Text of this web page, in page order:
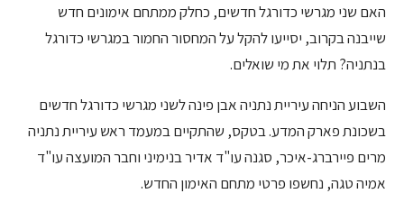
האם שני מגרשי כדורגל חדשים, כחלק ממתחם אימונים חדש
שייבנה בקרוב, יסייעו להקל על המחסור החמור במגרשי כדורגל
בנתניה? תלוי את מי שואלים.
השבוע הניחה עיריית נתניה אבן פינה לשני מגרשי כדורגל חדשים
בשכונת פארק המדע. בטקס, שהתקיים במעמד ראש עיריית נתניה
מרים פיירברג-איכר, סגנה עו"ד אדיר בנימיני וחבר המועצה עו"ד
אמיה טגה, נחשפו פרטי מתחם האימון החדש.